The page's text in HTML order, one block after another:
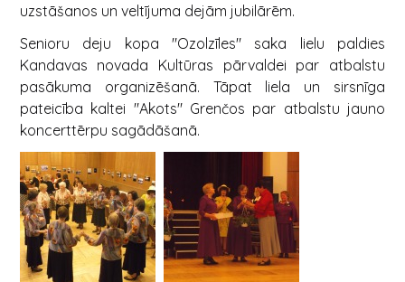
uzstāšanos un veltījuma dejām jubilārēm.
Senioru deju kopa "Ozolzīles" saka lielu paldies
Kandavas novada Kultūras pārvaldei par atbalstu
pasākuma organizēšanā. Tāpat liela un sirsnīga
pateicība kaltei "Akots" Grenčos par atbalstu jauno
koncerttērpu sagādāšanā.